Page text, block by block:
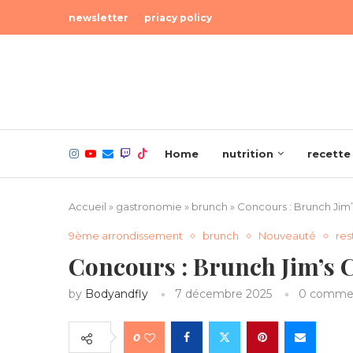
newsletter priacy policy
Home nutrition recette
Accueil » gastronomie » brunch » Concours : Brunch
9ème arrondissement brunch Nouveauté
Concours : Brunch Jim’s
by Bodyandfly 7 décembre 2025 0
0